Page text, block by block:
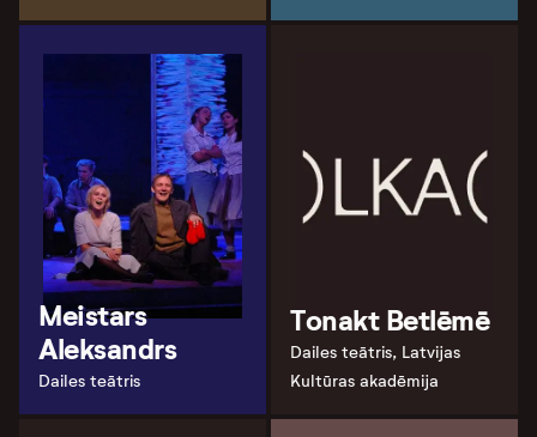
Meistars
Aleksandrs
Dailes teātris
Tonakt Betlēmē
Dailes teātris, Latvijas
Kultūras akadēmija